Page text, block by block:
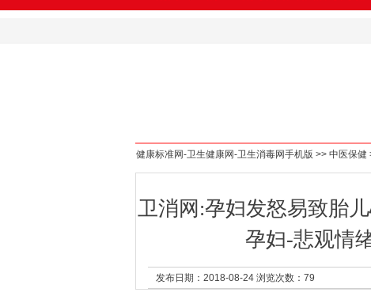
健康标准网-卫生健康网-卫生消毒网手机版 >> 中医保健
卫消网:孕妇发怒易致胎
孕妇-悲观情
发布日期：2018-08-24 浏览次数： 79